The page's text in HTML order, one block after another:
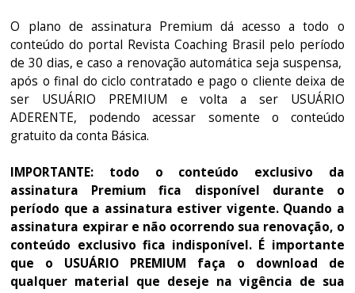
O plano de assinatura Premium dá acesso a todo o
conteúdo do portal Revista Coaching Brasil pelo período
de 30 dias, e caso a renovação automática seja suspensa,
após o final do ciclo contratado e pago o cliente deixa de
ser USUÁRIO PREMIUM e volta a ser USUÁRIO
ADERENTE, podendo acessar somente o conteúdo
gratuito da conta Básica.
IMPORTANTE: todo o conteúdo exclusivo da
assinatura Premium fica disponível durante o
período que a assinatura estiver vigente. Quando a
assinatura expirar e não ocorrendo sua renovação, o
conteúdo exclusivo fica indisponível. É importante
que o USUÁRIO PREMIUM faça o download de
qualquer material que deseje na vigência de sua